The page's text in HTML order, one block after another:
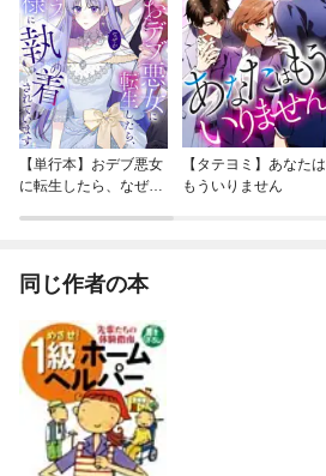
【単行本】おデブ悪女
に転生したら、なぜか
【タテヨミ】あなたは
もういりません
同じ作者の本